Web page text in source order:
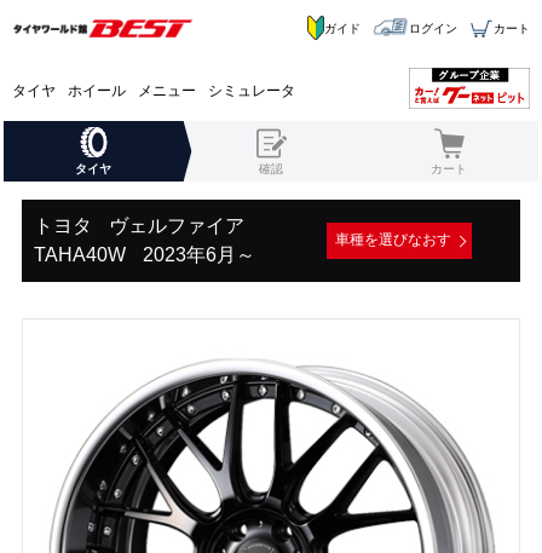
タイヤ ホイール メニュー シミュレータ
ガイド ログイン カート
タイヤ 確認 カート
トヨタ
ヴェルファイア
TAHA40W
2023年6月～
車種を選びなおす